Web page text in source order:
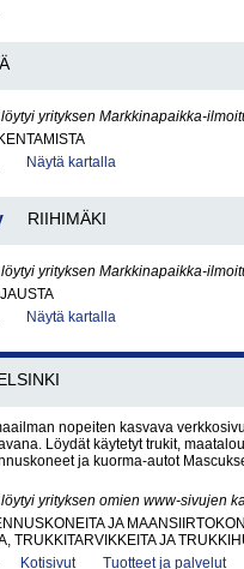
yrityksen Markkinapaikka-
Näytä kartalla
RIIHIMÄKI
yrityksen Markkinapaikka-
Näytä kartalla
nopeiten kasvava
Löydät käytetyt trukit,
ja kuorma-autot
yrityksen omien www-sivujen
JA
TRUKKITARVIKKEITA JA
Kotisivut Tuotteet ja palvelut